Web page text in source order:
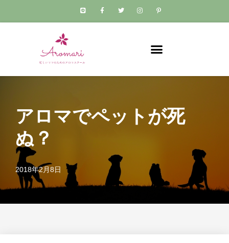
ツ
アロマでペットが死
ぬ？
2018年2月8日